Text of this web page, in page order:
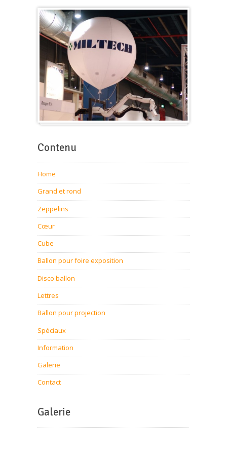
Contenu
Home
Grand et rond
Zeppelins
Cœur
Cube
Ballon pour foire exposition
Disco ballon
Lettres
Ballon pour projection
Spéciaux
Information
Galerie
Contact
Galerie